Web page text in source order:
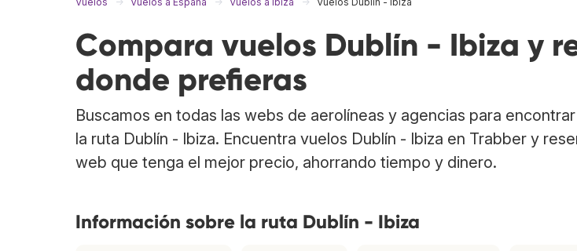
Compara vuelos Dublín - Ibiza y
donde prefieras
Buscamos en todas las webs de aerolíneas y agencias para
la ruta Dublín - Ibiza. Encuentra vuelos Dublín - Ibiza en Trabber y
web que tenga el mejor precio, ahorrando tiempo y dinero.
Información sobre la ruta Dublín - Ibiza